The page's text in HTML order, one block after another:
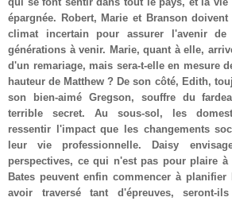
épargnée. Robert, Marie et Branson
climat incertain pour assurer l'avenir
générations à venir. Marie, quant à elle,
d'un remariage, mais sera-t-elle en mesure
hauteur de Matthew ? De son côté, Edith,
son bien-aimé Gregson, souffre du
terrible secret. Au sous-sol, les
ressentir l'impact que les changements
leur vie professionnelle. Daisy
perspectives, ce qui n'est pas pour plaire à
Bates peuvent enfin commencer à
avoir traversé tant d'épreuves, seront-